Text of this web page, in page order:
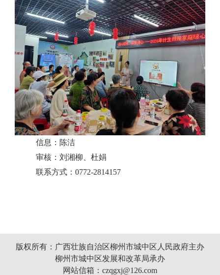
信息：陈洁
审核：刘湘柳、杜娟
联系方式： 0772-2814157
版权所有：广西壮族自治区柳州市城中区人民政府主办
柳州市城中区发展和改革局承办
网站信箱：czqgxj@126.com